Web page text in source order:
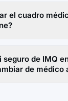
el cuadro
seguro de IMQ
de médico